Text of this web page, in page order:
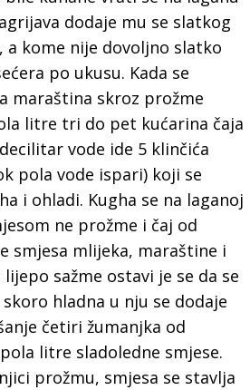
dodaje mu se slatkog
a kome nije dovoljno slatko
po ukusu. Kada se
maraština skroz prožme
litre tri do pet kućarina čaja
vode ide 5 klinčića
pola vode ispari) koji se
i ohladi. Kugha se na laganoj
ne prožme i čaj od
smjesa mlijeka, maraštine i
sažme ostavi je se da se
hladna u nju se dodaje
četiri žumanjka od
litre sladoledne smjese.
prožmu, smjesa se stavlja